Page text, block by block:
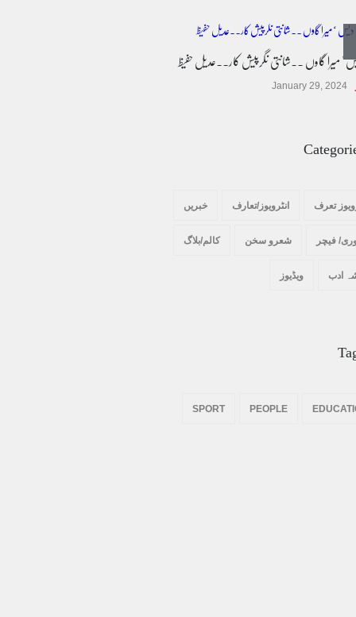
پسند کی شادیوں کا بڑھتا ہوا رجحان اور راولپنڈی
کی یوسیز میں اندارج پر پابندی ایک نیا تنازعہ
' میرا گاوں ۔۔شانتی نگرپیش کار۔۔عدیل حفیظ
January 29, 2024
تعرف انٹرویوز/تعارف خبریں
فیچر شعرو سخن کالم/بلاگ
ادب ویڈیوز
PEOPLE
SPORT